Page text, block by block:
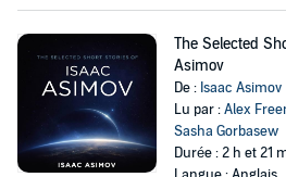
The Selected
Asimov
De : Isaac Asimov
Lu par :Alex
Sasha Gorbasew
Durée : 2 h et 21